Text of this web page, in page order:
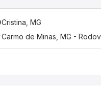
Cristina, MG
Carmo de Minas, MG -